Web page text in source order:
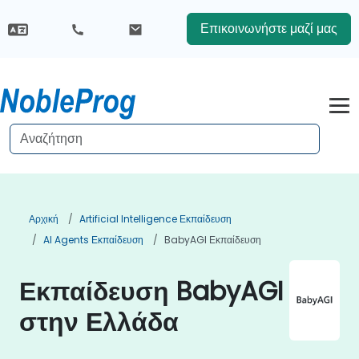
Επικοινωνήστε μαζί μας
Αρχική
Artificial Intelligence Εκπαίδευση
AI Agents Εκπαίδευση
BabyAGI Εκπαίδευση
Εκπαίδευση BabyAGI
στην Ελλάδα